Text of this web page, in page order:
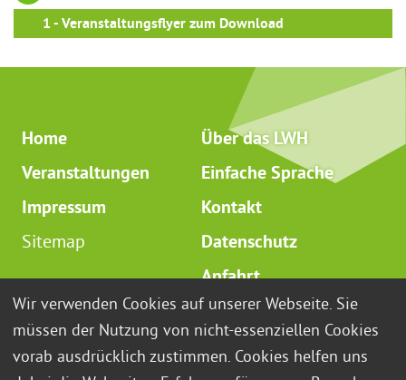
1 - Veranstaltungsflyer zum Download
Home
Veranstaltungen
Impressum
Sitemap
Über das LWH
Einfache Sprache
Kontakt
Datenschutz
Anfahrt
Ludwig-Windthorst-Haus
Katholisch-Soziale Akademie
Gerhard-Kues-Str. 16 | 49808 Lingen (Ems)
Wir verwenden Cookies auf unserer Webseite. Sie
müssen der Nutzung von nicht-essenziellen Cookies
vorab ausdrücklich zustimmen. Cookies helfen uns